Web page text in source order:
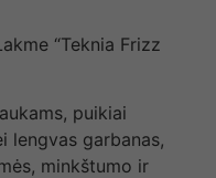
“Teknia Frizz
puikiai
lengvas garbanas,
minkštumo ir